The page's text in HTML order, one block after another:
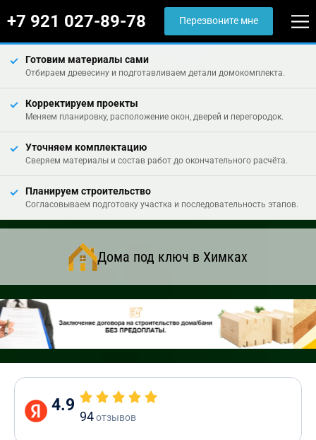
+7 921 027-89-78 Перезвоните мне
Готовим материалы сами
Отбираем древесину и подготавливаем детали домокомплекта.
Корректируем проекты
Меняем планировку, расположение окон, дверей и перегородок.
Уточняем комплектацию
Сверяем материалы и состав работ до окончательного расчёта.
Планируем строительство
Согласовываем подготовку участка и последовательность этапов.
Дома под ключ в Химках
4.9
94отзывов